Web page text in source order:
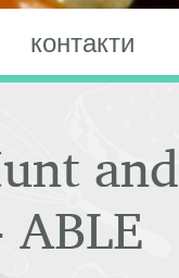
контакти
and